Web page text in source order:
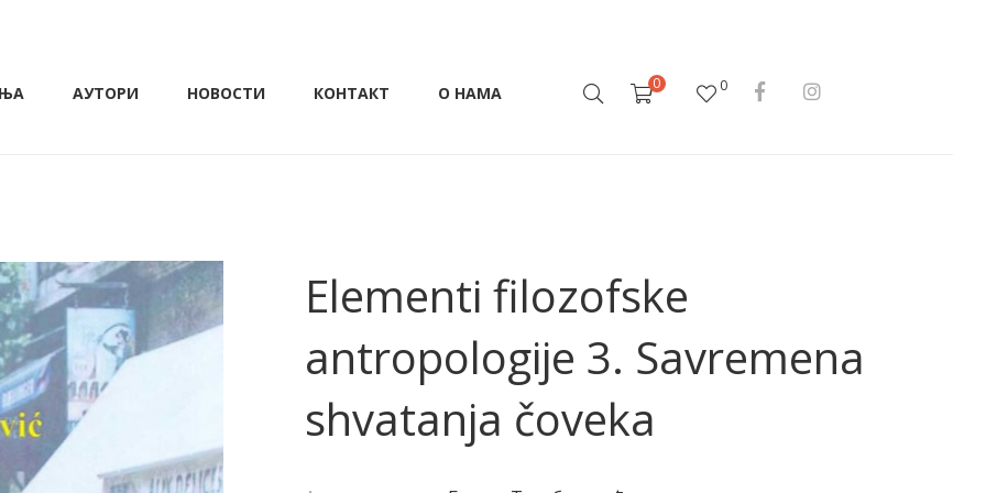
АУТОРИ НОВОСТИ КОНТАКТ О НАМА 0 0
Elementi filozofske
antropologije 3. Savremena
shvatanja čoveka